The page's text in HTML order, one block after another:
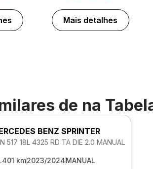
Mais detalhes
de na
BENZ SPRINTER
517 18L 4325 RD TA DIE 2.0 MANUAL
km2023/2024MANUAL